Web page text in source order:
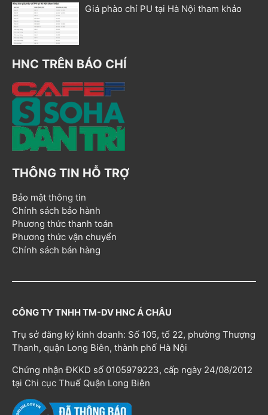
Giá phào chỉ PU tại Hà Nội tham khảo
HNC TRÊN BÁO CHÍ
THÔNG TIN HỖ TRỢ
Bảo mật thông tin
Chính sách bảo hành
Phương thức thanh toán
Phương thức vận chuyển
Chính sách bán hàng
CÔNG TY TNHH TM-DV HNC Á CHÂU
Trụ sở đăng ký kinh doanh: Số 105, tổ 22, phường Thượng
Thanh, quận Long Biên, thành phố Hà Nội
Chứng nhận ĐKKD số 0105979223, cấp ngày 24/08/2012
tại Chi cục Thuế Quận Long Biên